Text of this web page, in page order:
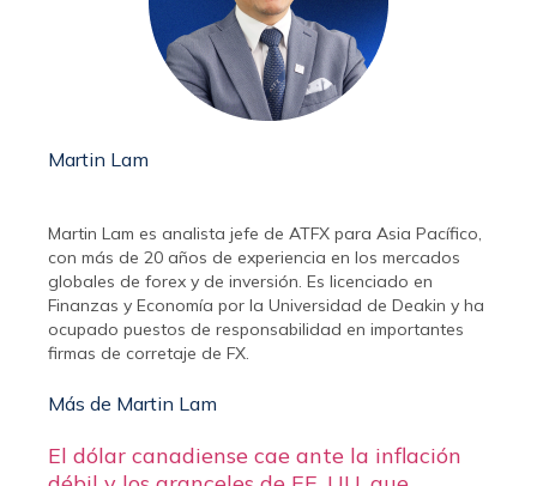
Martin Lam
Martin Lam es analista jefe de ATFX para Asia Pacífico,
con más de 20 años de experiencia en los mercados
globales de forex y de inversión. Es licenciado en
Finanzas y Economía por la Universidad de Deakin y ha
ocupado puestos de responsabilidad en importantes
firmas de corretaje de FX.
Más de Martin Lam
El dólar canadiense cae ante la inflación